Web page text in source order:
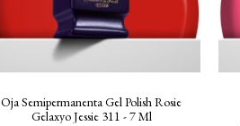
Oja Semipermanenta Gel Polish Rosie
Gelaxyo Jessie 311 - 7 Ml